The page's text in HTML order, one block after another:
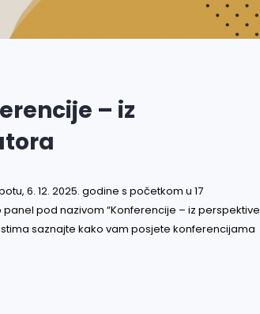
– iz
6. 12. 2025. godine s početkom u 17
pod nazivom “Konferencije – iz perspektive
saznajte kako vam posjete konferencijama